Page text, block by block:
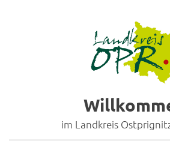
im Landkreis